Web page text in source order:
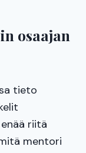
osaajan
tieto
riitä
mentori